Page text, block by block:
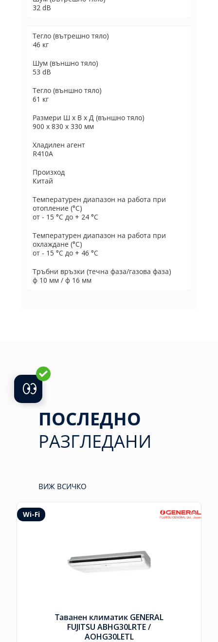
32 dB
Тегло (вътрешно тяло)
46 кг
Шум (външно тяло)
53 dB
Тегло (външно тяло)
61 кг
Размери Ш х В х Д (външно тяло)
900 x 830 x 330 мм
Хладилен агент
R410A
Произход
Китай
Температурен диапазон на работа при
отопление (°C)
от - 15 °C до + 24 °C
Температурен диапазон на работа при
охлаждане (°C)
от - 15 °C до + 46 °C
Тръбни връзки (течна фаза/газова фаза)
ф 10 мм / ф 16 мм
ПОСЛЕДНО
РАЗГЛЕДАНИ
ВИЖ ВСИЧКО
Wi-Fi
Таванен климатик GENERAL
FUJITSU ABHG30LRTE /
AOHG30LETL